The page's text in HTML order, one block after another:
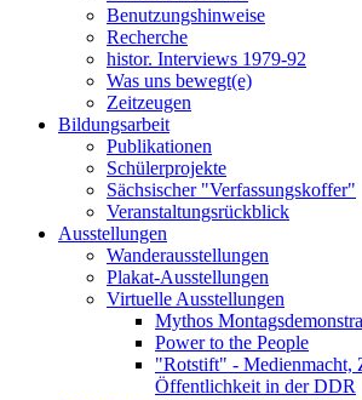
Benutzungshinweise
Recherche
histor. Interviews 1979-92
Was uns bewegt(e)
Zeitzeugen
Bildungsarbeit
Publikationen
Schülerprojekte
Sächsischer "Verfassungskoffer"
Veranstaltungsrückblick
Ausstellungen
Wanderausstellungen
Plakat-Ausstellungen
Virtuelle Ausstellungen
Mythos
Power to the People
"Rotstift" - Medienmacht,
Öffentlichkeit in der DDR